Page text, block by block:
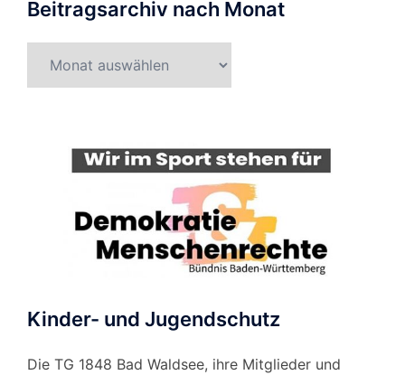
Beitragsarchiv nach Monat
nach
Kinder- und Jugendschutz
Die TG 1848 Bad Waldsee, ihre Mitglieder und